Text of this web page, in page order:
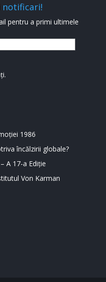
notificari!
pentru a primi ultimele
1986
încălzirii globale?
A 17-a Ediție
Von Karman